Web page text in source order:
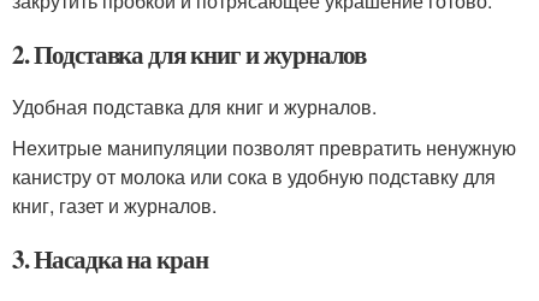
2. Подставка для книг и журналов
Удобная подставка для книг и журналов.
Нехитрые манипуляции позволят превратить ненужную
канистру от молока или сока в удобную подставку для
книг, газет и журналов.
3. Насадка на кран